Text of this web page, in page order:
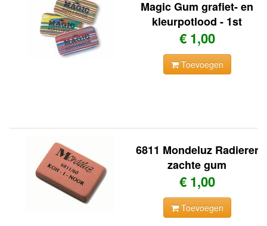
Magic Gum grafiet- en
kleurpotlood - 1st
€ 1,00
Toevoegen
6811 Mondeluz Radierer
zachte gum
€ 1,00
Toevoegen